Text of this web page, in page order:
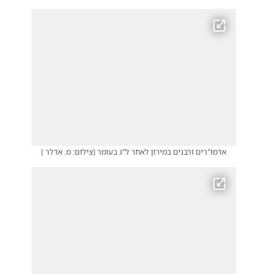
אדמו"רים ורבנים במירון לאחר ל"ג בעומר(צילום: מ. אדלר )